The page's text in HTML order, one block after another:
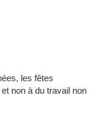
les fêtes
non à du travail non